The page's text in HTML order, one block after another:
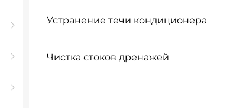
Устранение течи кондиционера
Чистка стоков дренажей